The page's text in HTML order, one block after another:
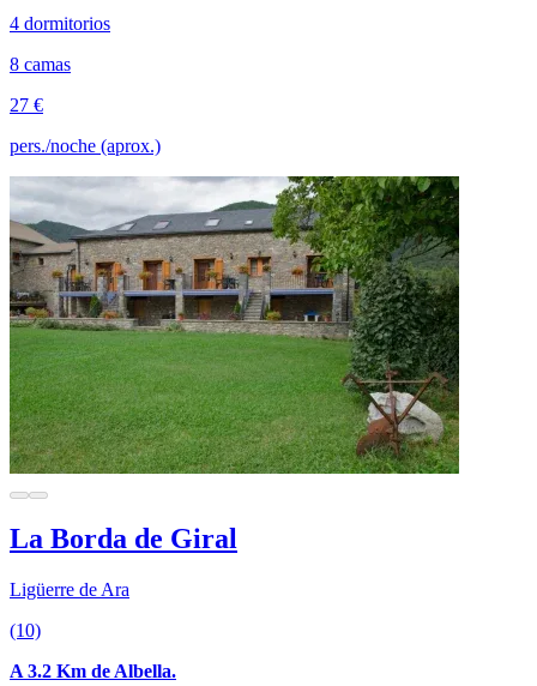
4 dormitorios
8 camas
27 €
pers./noche (aprox.)
La Borda de Giral
Ligüerre de Ara
(10)
A 3.2 Km de Albella.